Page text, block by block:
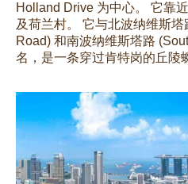
Holland Drive 为中心。 它靠
及荷兰村。 它与北波纳维斯
Road) 和南波纳维斯塔路
名，是一条穿过肯特岗的丘陵